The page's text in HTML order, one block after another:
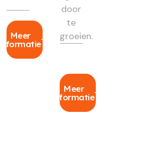
Meer
informatie
door
te
groeien.
Meer
informatie